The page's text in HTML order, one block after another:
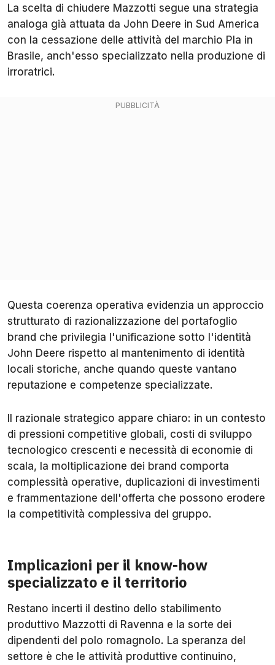
La scelta di chiudere Mazzotti segue una strategia
analoga già attuata da John Deere in Sud America
con la cessazione delle attività del marchio Pla in
Brasile, anch'esso specializzato nella produzione di
irroratrici.
Questa coerenza operativa evidenzia un approccio
strutturato di razionalizzazione del portafoglio
brand che privilegia l'unificazione sotto l'identità
John Deere rispetto al mantenimento di identità
locali storiche, anche quando queste vantano
reputazione e competenze specializzate.
Il razionale strategico appare chiaro: in un contesto
di pressioni competitive globali, costi di sviluppo
tecnologico crescenti e necessità di economie di
scala, la moltiplicazione dei brand comporta
complessità operative, duplicazioni di investimenti
e frammentazione dell'offerta che possono erodere
la competitività complessiva del gruppo.
Implicazioni per il know-how
specializzato e il territorio
Restano incerti il destino dello stabilimento
produttivo Mazzotti di Ravenna e la sorte dei
dipendenti del polo romagnolo. La speranza del
settore è che le attività produttive continuino,